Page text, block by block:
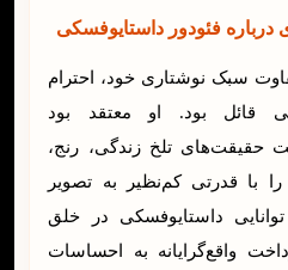
درباره فئودور داستایوفسکی
سبک نوشتاری خود، احترام
قائل بود. او معتقد بود
حقیقت‌های تلخ زندگی، رنج،
با قدرتی کم‌نظیر به تصویر
داستایوفسکی در خلق
واقع‌گرایانه به احساسات